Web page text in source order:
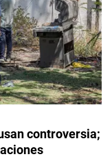
controversia;